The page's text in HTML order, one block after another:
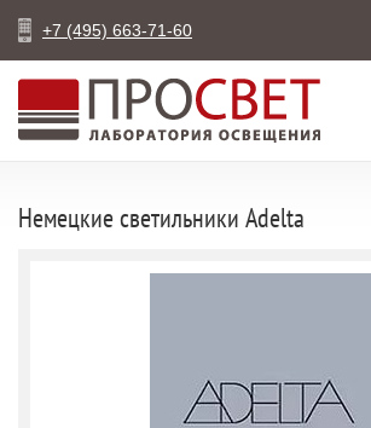
+7 (495) 663-71-60
Немецкие светильники Adelta